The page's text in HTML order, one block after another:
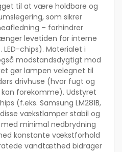
til at være holdbare og
som sikrer
– forhindrer
levetiden for interne
chips). Materialet i
modstandsdygtigt mod
gør lampen velegnet til
drivhuse (hvor fugt og
forekomme). Udstyret
(f.eks. Samsung LM281B,
disse vækstlamper stabil og
minimal nedbrydning
konstante vækstforhold
vandtæthed bidrager